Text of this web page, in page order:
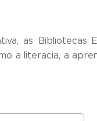
as Bibliotecas
a literacia, a